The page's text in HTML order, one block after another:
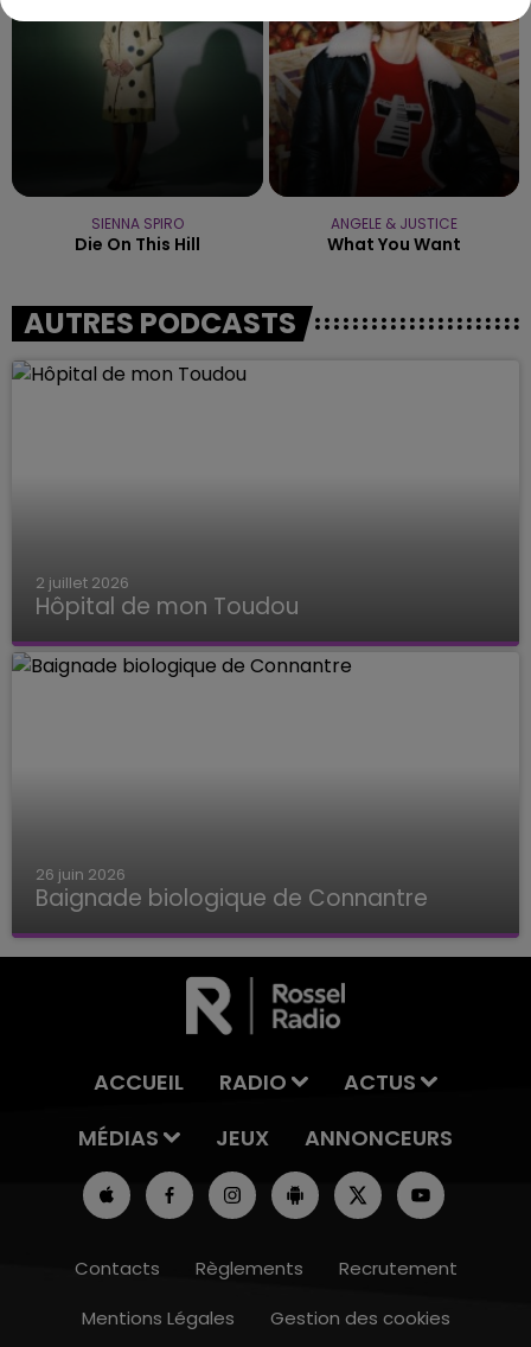
SIENNA SPIRO
Die On This Hill
ANGELE & JUSTICE
What You Want
AUTRES PODCASTS
2 juillet 2026
Hôpital de mon Toudou
Hôpital de mon Toudou
26 juin 2026
Baignade biologique de Connantre
Baignade biologique de Connantre
ACCUEIL RADIO
ACTUS
MÉDIAS
JEUX ANNONCEURS
Contacts Règlements
Recrutement
Mentions Légales
Gestion des cookies